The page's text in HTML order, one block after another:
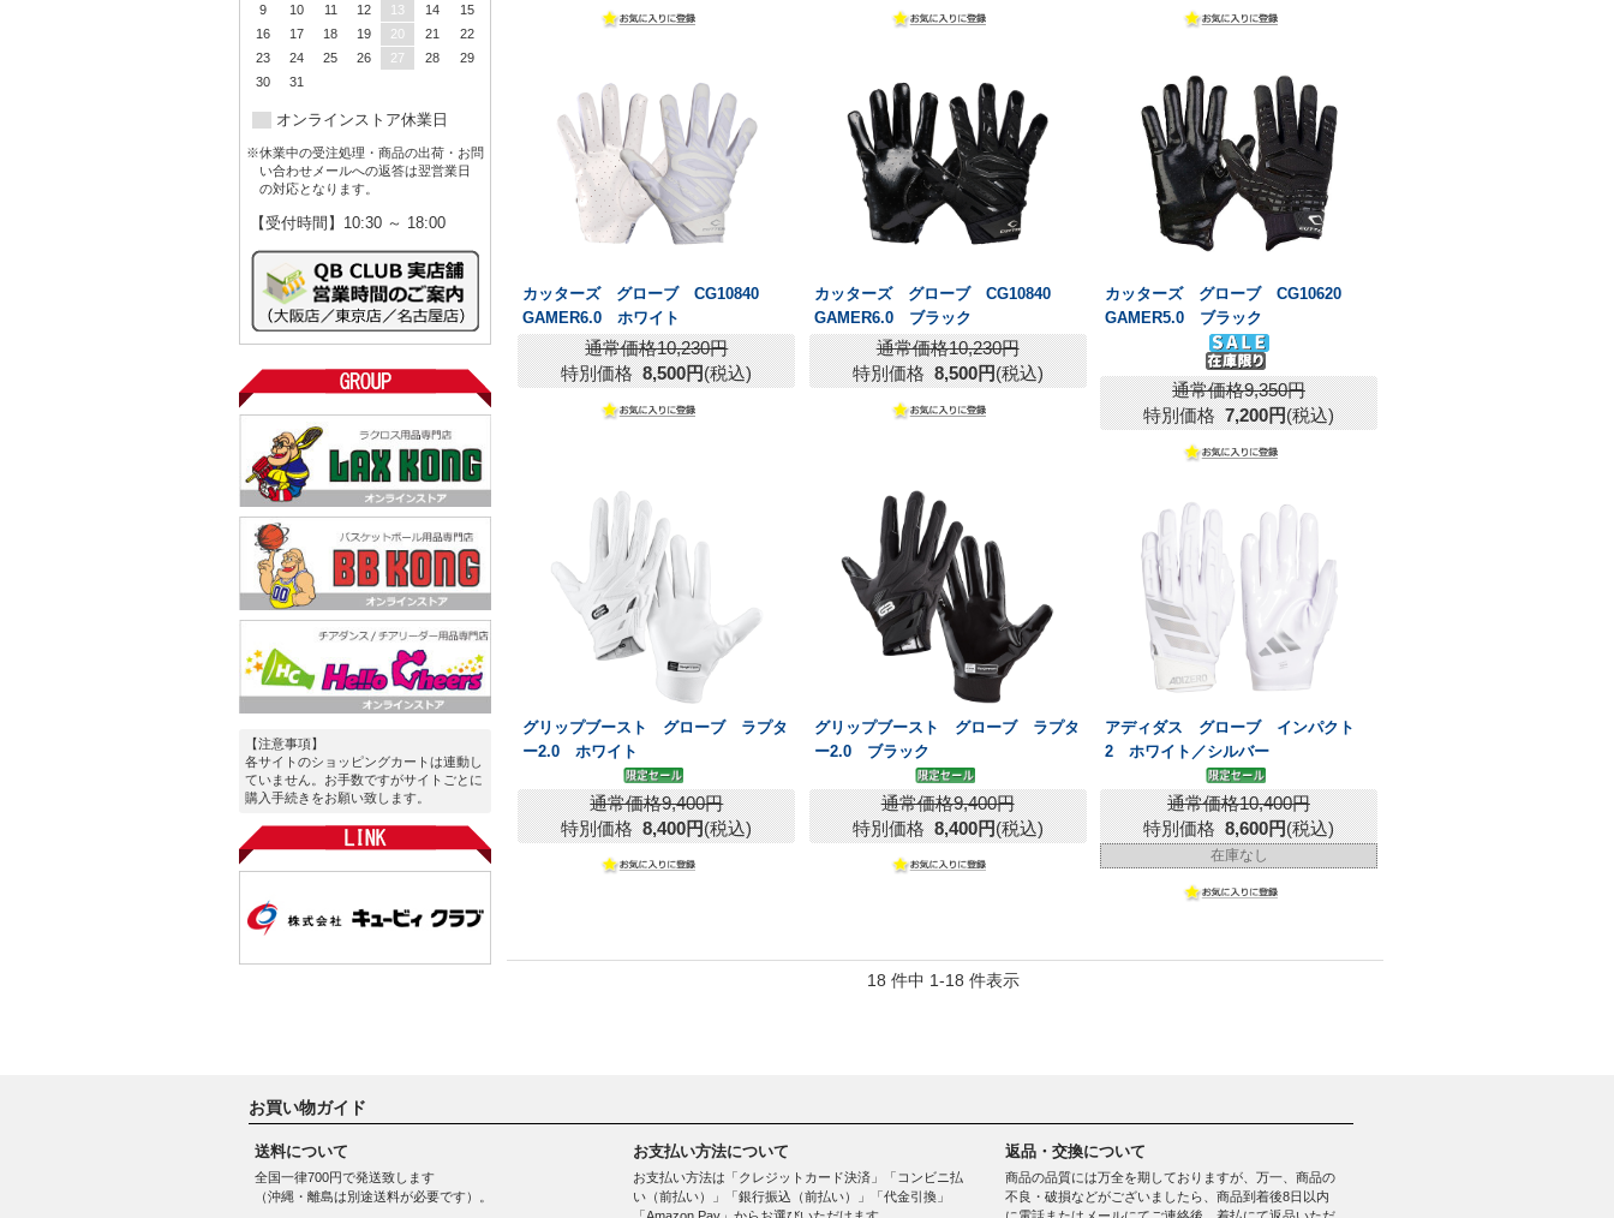
9
10 11 12 13 14
15
16
17 18 19 20 21
22
23
24 25 26 27 28
29
30
31
オンラインストア休業日
※休業中の受注処理・商品の出荷・お問
い合わせメールへの返答は翌営業日
の対応となります。
【受付時間】10:30 ～ 18:00
【注意事項】
各サイトのショッピングカートは連動し
ていません。お手数ですがサイトごとに
購入手続きをお願い致します。
カッターズ グローブ CG10840
GAMER6.0 ホワイト
通常価格10,230円
特別価格 8,500円(税込)
カッターズ グローブ CG10840
GAMER6.0 ブラック
通常価格10,230円
特別価格 8,500円(税込)
カッターズ グローブ CG10620
GAMER5.0 ブラック
通常価格9,350円
特別価格 7,200円(税込)
グリップブースト グローブ ラプタ
ー2.0 ホワイト
通常価格9,400円
特別価格 8,400円(税込)
グリップブースト グローブ ラプタ
ー2.0 ブラック
通常価格9,400円
特別価格 8,400円(税込)
アディダス グローブ インパクト
2 ホワイト／シルバー
通常価格10,400円
特別価格 8,600円(税込)
在庫なし
18 件中 1-18 件表示
お買い物ガイド
送料について
全国一律700円で発送致します
（沖縄・離島は別途送料が必要です）。
お支払い方法について
お支払い方法は「クレジットカード決済」「コンビニ払
い（前払い）」「銀行振込（前払い）」「代金引換」
返品・交換について
商品の品質には万全を期しておりますが、万一、商品の
不良・破損などがございましたら、商品到着後8日以内